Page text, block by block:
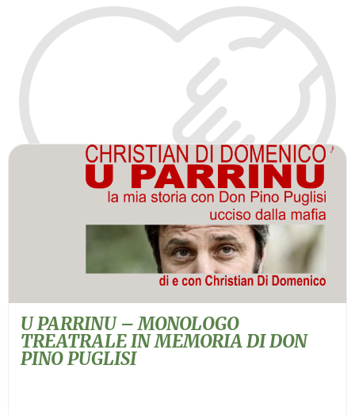
U PARRINU – MONOLOGO
TREATRALE IN MEMORIA DI DON
PINO PUGLISI